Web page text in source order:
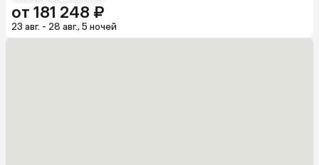
от 181 248 ₽
23 авг. - 28 авг., 5 ночей